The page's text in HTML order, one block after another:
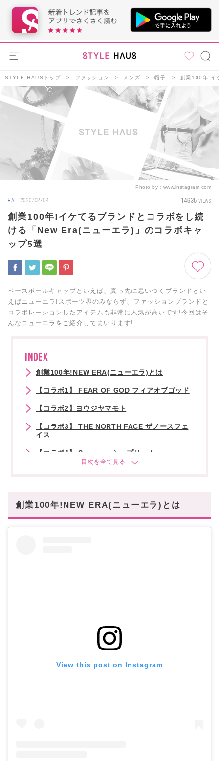
STYLE HAUSトップ ファッション メンズ 帽子 創業100年!イ
Photo by： www.instagram.com
HAT 2020/02/04 14635 VIEWS
創業100年!イケてるブランドとコラボをし続
ける「New Era(ニューエラ)」のコラボキャ
ップ5選
ベースボールキャップといえば、真っ先に思いつくブランドとい
えばニューエラ!スポーツ界のみならず、ファッションブランドと
コラボレーションしたアイテムも非常に人気が高いです!今回はそ
んなニューエラをご紹介してまいります!
INDEX
創業100年!NEW ERA(ニューエラ)とは
【コラボ1】 FEAR OF GOD フィアオブゴッド
【コラボ2】ヨウジヤマモト
【コラボ3】 THE NORTH FACE ザノースフェ
イス
【コラボ4】 Supreme シュプリーム
創業100年!NEW ERA(ニューエラ)とは
View this post on Instagram